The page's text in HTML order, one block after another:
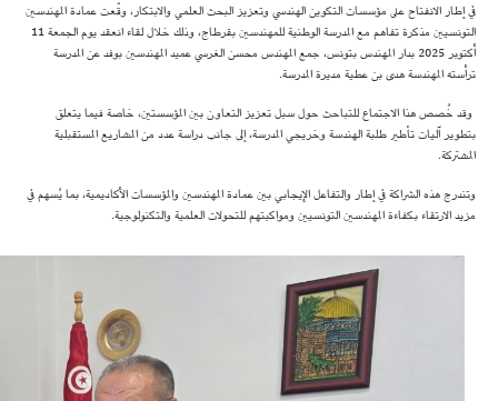
في إطار الانفتاح على مؤسسات التكوين الهندسي وتعزيز البحث العلمي والابتكار، وقّعت عمادة المهندسين
التونسيين مذكرة تفاهم مع المدرسة الوطنية للمهندسين بقرطاج، وذلك خلال لقاء انعقد يوم الجمعة 11
أكتوبر 2025 بدار المهندس بتونس، جمع المهندس محسن الغرسي عميد المهندسين بوفد عن المدرسة
ترأسته المهندسة هدى بن عطية مديرة المدرسة.
وقد خُصص هذا الاجتماع للتباحث حول سبل تعزيز التعاون بين المؤسستين، خاصة فيما يتعلق
بتطوير آليات تأطير طلبة الهندسة وخريجي المدرسة، إلى جانب دراسة عدد من المشاريع المستقبلية
المشتركة.
وتندرج هذه الشراكة في إطار والتفاعل الإيجابي بين عمادة المهندسين والمؤسسات الأكاديمية، بما يُسهم في
مزيد الارتقاء بكفاءة المهندسين التونسيين ومواكبتهم للتحولات العلمية والتكنولوجية.